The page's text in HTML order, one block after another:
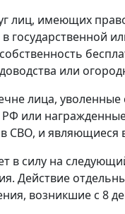
лиц, имеющих
государственной
или
лица,
РФ или
в СВО, и являющиеся
в силу на
Действие
возникшие с 8